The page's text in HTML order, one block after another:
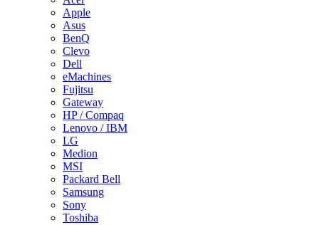
Apple
Asus
BenQ
Clevo
Dell
eMachines
Fujitsu
Gateway
HP / Compaq
Lenovo / IBM
LG
Medion
MSI
Packard Bell
Samsung
Sony
Toshiba